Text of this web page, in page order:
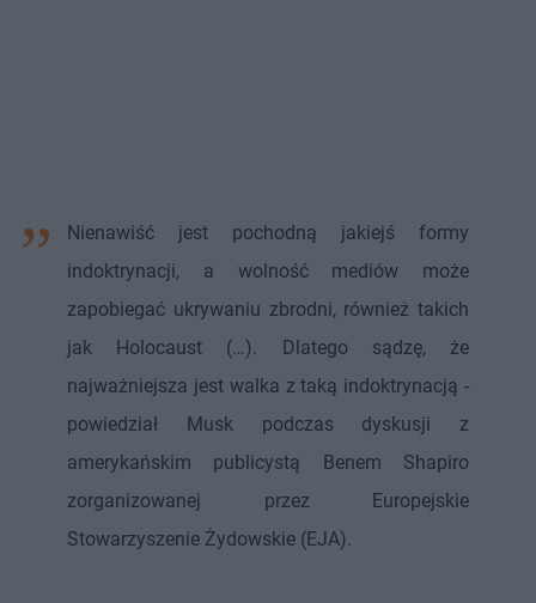
Nienawiść jest pochodną jakiejś formy
indoktrynacji, a wolność mediów może
zapobiegać ukrywaniu zbrodni, również takich
jak Holocaust (…). Dlatego sądzę, że
najważniejsza jest walka z taką indoktrynacją -
powiedział Musk podczas dyskusji z
amerykańskim publicystą Benem Shapiro
zorganizowanej przez Europejskie
Stowarzyszenie Żydowskie (EJA).